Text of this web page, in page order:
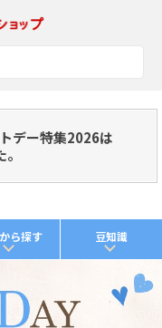
デー特集2026は
ら探す 豆知識